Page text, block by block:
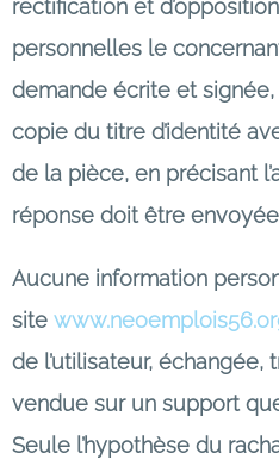
rectification et
personnelles le
demande écrite et signée,
copie du titre d’identité
de la pièce, en précisant
réponse doit être
Aucune information
site
de l’utilisateur, échangée,
vendue sur un support
Seule l’hypothèse du